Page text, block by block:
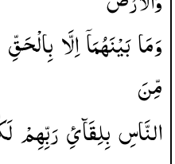
وَمَابَیْنَهُمَاۤاِلَّابِالْحَقِّ
مِّنَ
النَّاسِبِلِقَآئِرَبِّهِمْ